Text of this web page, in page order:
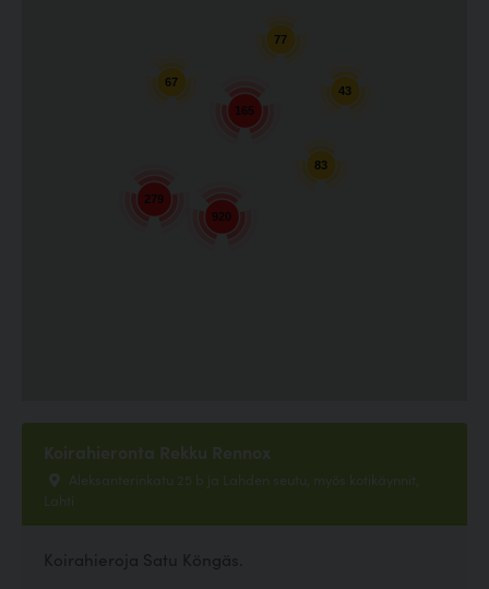
920
165
67
77
83
43
279
Koirahieronta Rekku Rennox
Aleksanterinkatu 25 b ja Lahden seutu, myös kotikäynnit,
Lahti
Koirahieroja Satu Köngäs.